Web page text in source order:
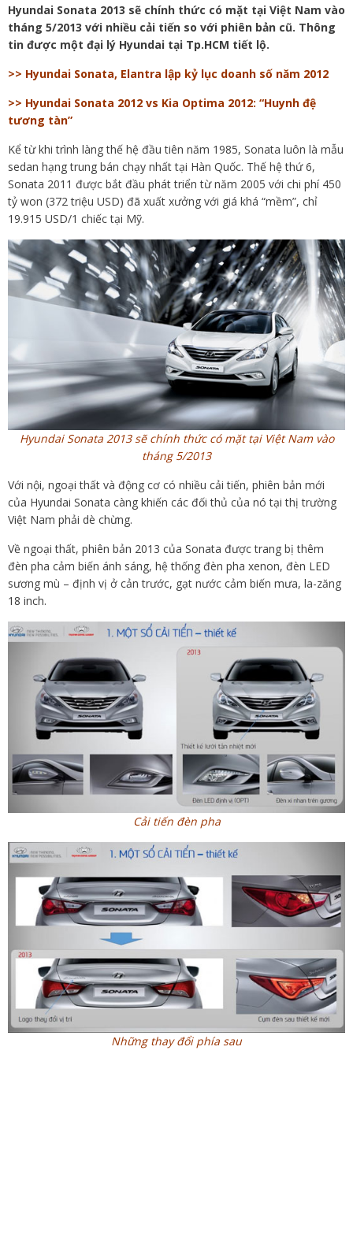
Hyundai Sonata 2013 sẽ chính thức có mặt tại Việt Nam vào
tháng 5/2013 với nhiều cải tiến so với phiên bản cũ. Thông
tin được một đại lý Hyundai tại Tp.HCM tiết lộ.
>> Hyundai Sonata, Elantra lập kỷ lục doanh số năm 2012
>> Hyundai Sonata 2012 vs Kia Optima 2012: “Huynh đệ
tương tàn”
Kể từ khi trình làng thế hệ đầu tiên năm 1985, Sonata luôn là mẫu
sedan hạng trung bán chạy nhất tại Hàn Quốc. Thế hệ thứ 6,
Sonata 2011 được bắt đầu phát triển từ năm 2005 với chi phí 450
tỷ won (372 triệu USD) đã xuất xưởng với giá khá “mềm”, chỉ
19.915 USD/1 chiếc tại Mỹ.
Hyundai Sonata 2013 sẽ chính thức có mặt tại Việt Nam vào
tháng 5/2013
Với nội, ngoại thất và động cơ có nhiều cải tiến, phiên bản mới
của Hyundai Sonata càng khiến các đối thủ của nó tại thị trường
Việt Nam phải dè chừng.
Về ngoại thất, phiên bản 2013 của Sonata được trang bị thêm
đèn pha cảm biến ánh sáng, hệ thống đèn pha xenon, đèn LED
sương mù – định vị ở cản trước, gạt nước cảm biến mưa, la-zăng
18 inch.
Cải tiến đèn pha
Những thay đổi phía sau